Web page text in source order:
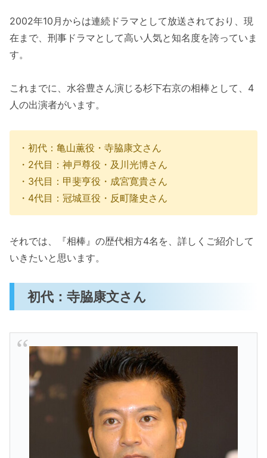
2002年10月からは連続ドラマとして放送されており、現
在まで、刑事ドラマとして高い人気と知名度を誇っていま
す。
これまでに、水谷豊さん演じる杉下右京の相棒として、4
人の出演者がいます。
・初代：亀山薫役・寺脇康文さん
・2代目：神戸尊役・及川光博さん
・3代目：甲斐亨役・成宮寛貴さん
・4代目：冠城亘役・反町隆史さん
それでは、『相棒』の歴代相方4名を、詳しくご紹介して
いきたいと思います。
初代：寺脇康文さん